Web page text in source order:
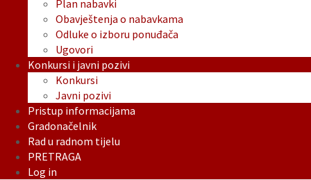
Plan nabavki
Obavještenja o nabavkama
Odluke o izboru ponuđača
Ugovori
Konkursi i javni pozivi
Konkursi
Javni pozivi
Pristup informacijama
Gradonačelnik
Rad u radnom tijelu
PRETRAGA
Log in